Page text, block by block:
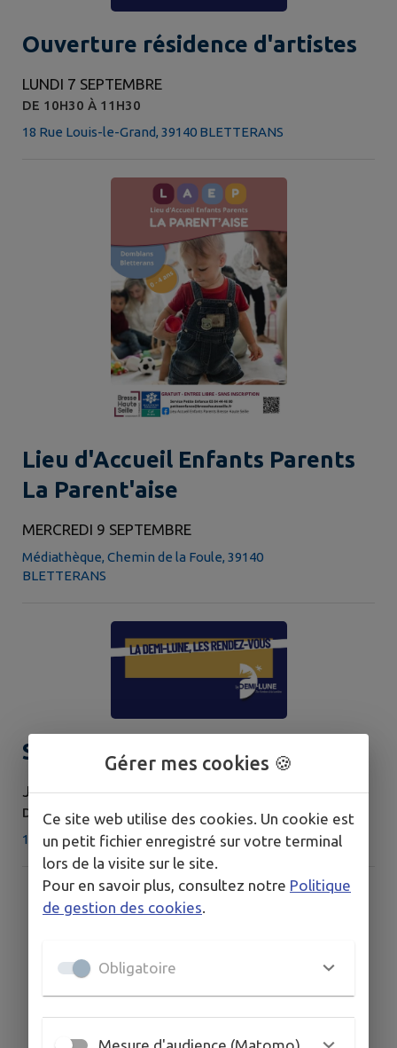
Ouverture résidence d'artistes
LUNDI 7 SEPTEMBRE
DE 10H30 À 11H30
18 Rue Louis-le-Grand, 39140 BLETTERANS
Lieu d'Accueil Enfants Parents
La Parent'aise
MERCREDI 9 SEPTEMBRE
Médiathèque, Chemin de la Foule, 39140
BLETTERANS
Sortie résidence artistes
JEUDI 10 SEPTEMBRE
DE 20H00 À 22H00
18 Rue Louis-le-Grand, 39140 BLETTERANS
Gérer mes cookies 🍪
Ce site web utilise des cookies. Un cookie est
un petit fichier enregistré sur votre terminal
lors de la visite sur le site.
Pour en savoir plus, consultez notre Politique
de gestion des cookies
Obligatoire